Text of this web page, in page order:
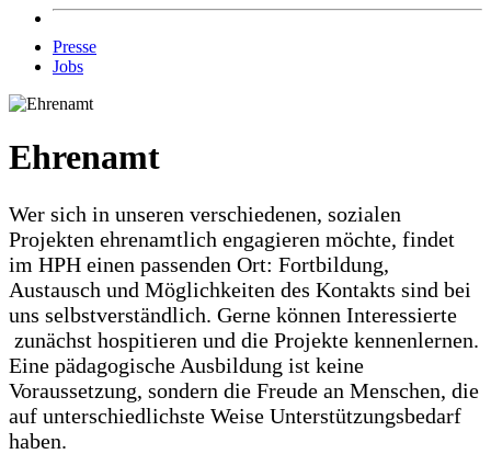
Presse
Jobs
Ehrenamt
Wer sich in unseren verschiedenen, sozialen
Projekten ehrenamtlich engagieren möchte, findet
im HPH einen passenden Ort: Fortbildung,
Austausch und Möglichkeiten des Kontakts sind bei
uns selbstverständlich. Gerne können Interessierte
zunächst hospitieren und die Projekte kennenlernen.
Eine pädagogische Ausbildung ist keine
Voraussetzung, sondern die Freude an Menschen, die
auf unterschiedlichste Weise Unterstützungsbedarf
haben.